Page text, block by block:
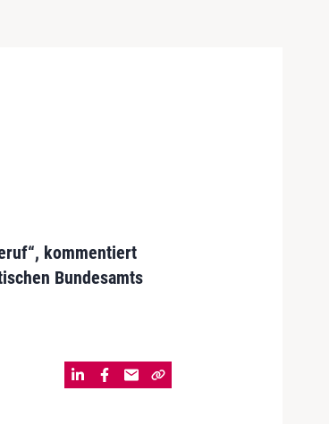
kommentiert
Bundesamts